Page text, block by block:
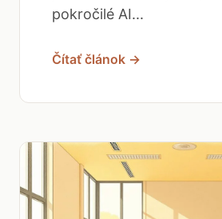
pokročilé AI...
Čítať článok →